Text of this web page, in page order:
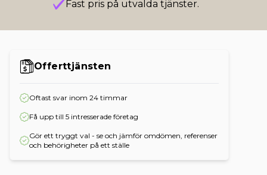
Fast pris på utvalda tjänster.
Offerttjänsten
Oftast svar inom 24 timmar
Få upp till 5 intresserade företag
Gör ett tryggt val - se och jämför omdömen, referenser
och behörigheter på ett ställe